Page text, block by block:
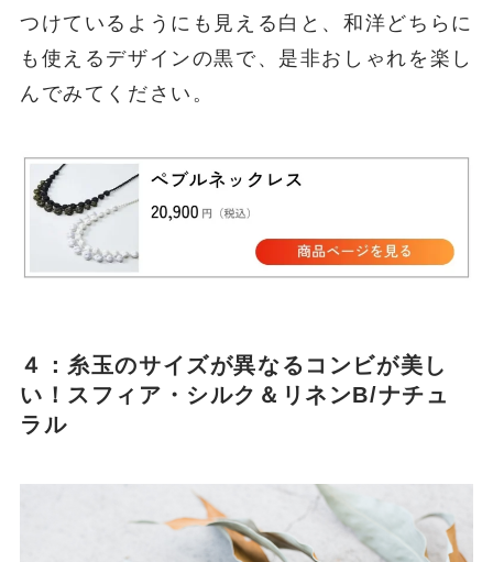
つけているようにも見える白と、和洋どちらに
も使えるデザインの黒で、是非おしゃれを楽し
んでみてください。
４：糸玉のサイズが異なるコンビが美し
い！スフィア・シルク＆リネンB/ナチュ
ラル